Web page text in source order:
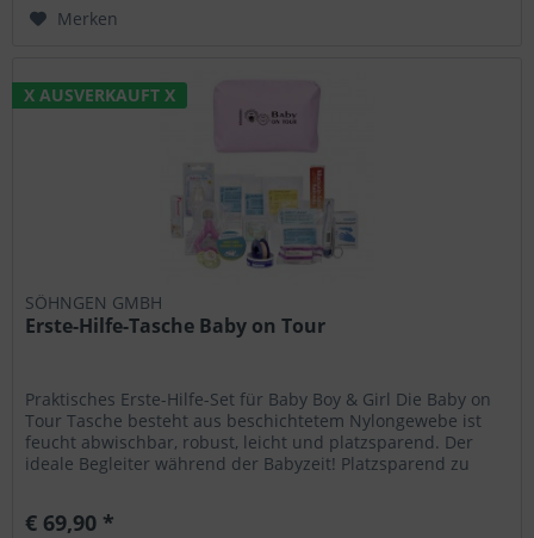
Merken
X AUSVERKAUFT X
SÖHNGEN GMBH
Erste-Hilfe-Tasche Baby on Tour
Praktisches Erste-Hilfe-Set für Baby Boy & Girl Die Baby on
Tour Tasche besteht aus beschichtetem Nylongewebe ist
feucht abwischbar, robust, leicht und platzsparend. Der
ideale Begleiter während der Babyzeit! Platzsparend zu
€ 69,90 *